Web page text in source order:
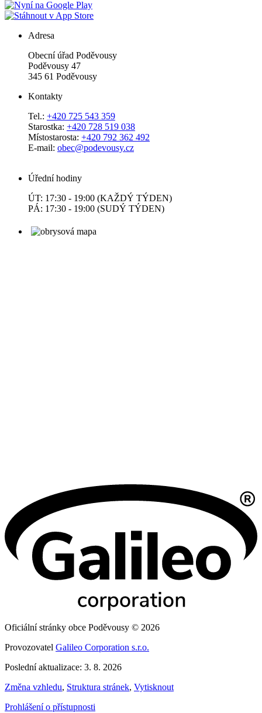
Adresa
Obecní úřad Poděvousy
Poděvousy 47
345 61 Poděvousy
Kontakty
Tel.: +420 725 543 359
Starostka: +420 728 519 038
Místostarosta: +420 792 362 492
E-mail: obec@podevousy.cz
Úřední hodiny
ÚT: 17:30 - 19:00 (KAŽDÝ TÝDEN)
PÁ: 17:30 - 19:00 (SUDÝ TÝDEN)
Oficiální stránky obce Poděvousy © 2026
Provozovatel Galileo Corporation s.r.o.
Poslední aktualizace: 3. 8. 2026
Změna vzhledu, Struktura stránek, Vytisknout
Prohlášení o přístupnosti